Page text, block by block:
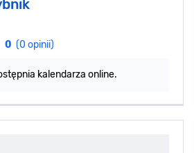
0 (0 opinii)
kalendarza online.